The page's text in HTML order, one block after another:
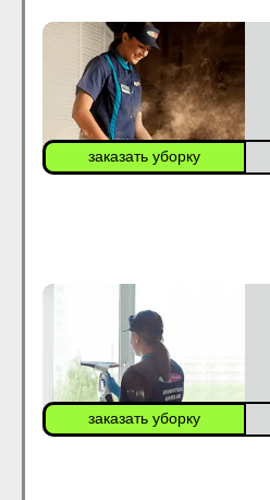
заказать уборку
заказать уборку